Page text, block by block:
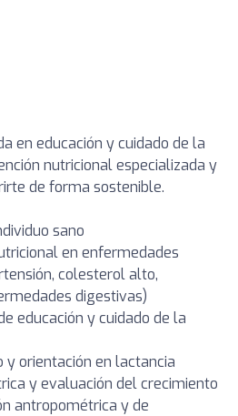
en educación y cuidado de la
nutricional especializada y
de forma sostenible.
sano
en enfermedades
colesterol alto,
digestivas)
educación y cuidado de la
y orientación en lactancia
y evaluación del crecimiento
antropométrica y de